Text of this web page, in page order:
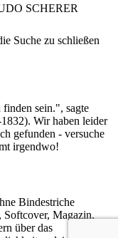
SCHERER
Suche zu schließen
sein.", sagte
Wir haben leider
gefunden - versuche
irgendwo!
Bindestriche
Softcover, Magazin,
über das